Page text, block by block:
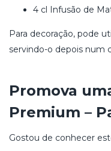
4 cl Infusão de
Para decoração, pode
servindo-o depois num
Promova
Premium –
Gostou de conhecer